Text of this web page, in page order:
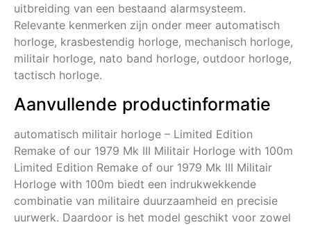
uitbreiding van een bestaand alarmsysteem.
Relevante kenmerken zijn onder meer automatisch
horloge, krasbestendig horloge, mechanisch horloge,
militair horloge, nato band horloge, outdoor horloge,
tactisch horloge.
Aanvullende productinformatie
automatisch militair horloge – Limited Edition
Remake of our 1979 Mk III Militair Horloge with 100m
Limited Edition Remake of our 1979 Mk III Militair
Horloge with 100m biedt een indrukwekkende
combinatie van militaire duurzaamheid en precisie
uurwerk. Daardoor is het model geschikt voor zowel